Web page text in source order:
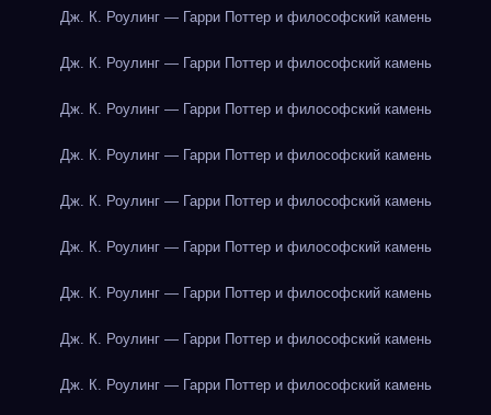
Дж. К. Роулинг — Гарри Поттер и философский камень
Дж. К. Роулинг — Гарри Поттер и философский камень
Дж. К. Роулинг — Гарри Поттер и философский камень
Дж. К. Роулинг — Гарри Поттер и философский камень
Дж. К. Роулинг — Гарри Поттер и философский камень
Дж. К. Роулинг — Гарри Поттер и философский камень
Дж. К. Роулинг — Гарри Поттер и философский камень
Дж. К. Роулинг — Гарри Поттер и философский камень
Дж. К. Роулинг — Гарри Поттер и философский камень